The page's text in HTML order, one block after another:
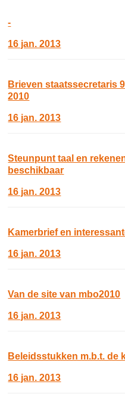
-
16 jan. 2013
Brieven staatssecretaris
2010
16 jan. 2013
Steunpunt taal en
beschikbaar
16 jan. 2013
Kamerbrief en
16 jan. 2013
Van de site van mbo2010
16 jan. 2013
Beleidsstukken m.b.t. de
16 jan. 2013